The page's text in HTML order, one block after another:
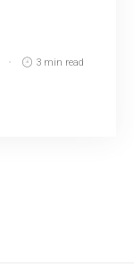
3 min read